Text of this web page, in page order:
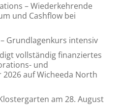
– Wiederkehrende
und Cashflow bei
Grundlagenkurs intensiv
vollständig finanziertes
und
auf Wicheeda North
am 28. August